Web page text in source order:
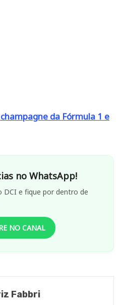
da Fórmula 1 e
no WhatsApp!
DCI e fique por dentro de
NO CANAL
Fabbri